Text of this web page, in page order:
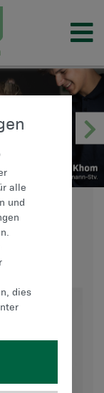
alle
und
dies